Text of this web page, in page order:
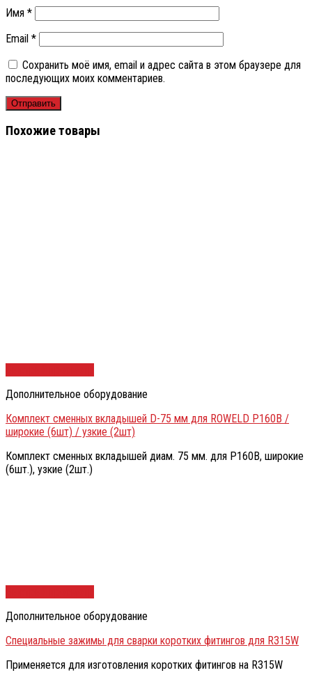
Имя *
Email *
Сохранить моё имя, email и адрес сайта в этом браузере для
последующих моих комментариев.
Похожие товары
Дополнительное оборудование
Комплект сменных вкладышей D-75 мм для ROWELD Р160В /
широкие (6шт) / узкие (2шт)
Комплект сменных вкладышей диам. 75 мм. для Р160В, широкие
(6шт.), узкие (2шт.)
Дополнительное оборудование
Специальные зажимы для сварки коротких фитингов для R315W
Применяется для изготовления коротких фитингов на R315W